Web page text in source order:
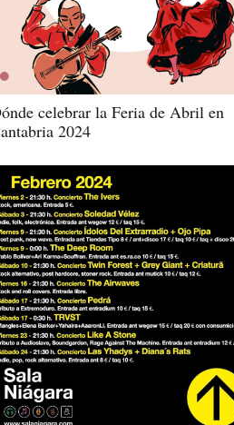
celebrar la Feria de Abril en
2024